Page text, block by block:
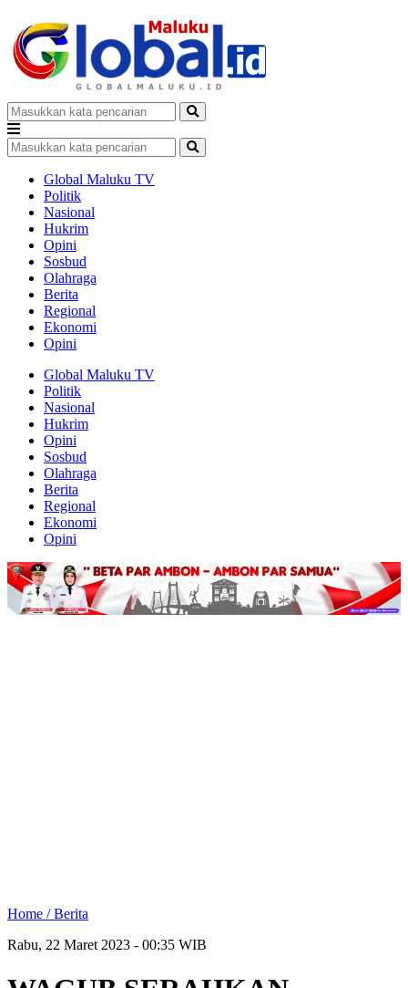
Global Maluku TV
Politik
Nasional
Hukrim
Opini
Sosbud
Olahraga
Berita
Regional
Ekonomi
Opini
Global Maluku TV
Politik
Nasional
Hukrim
Opini
Sosbud
Olahraga
Berita
Regional
Ekonomi
Opini
Home /Berita
Rabu, 22 Maret 2023 - 00:35 WIB